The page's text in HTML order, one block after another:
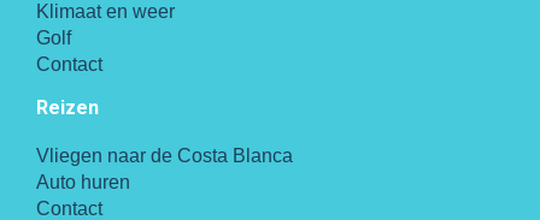
Klimaat en weer
Golf
Contact
Reizen
Vliegen naar de Costa Blanca
Auto huren
Contact